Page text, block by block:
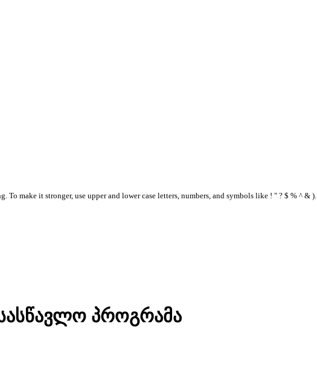
To make it stronger, use upper and lower case letters, numbers, and symbols like ! " ? $ % ^ & ).
პროგრამა